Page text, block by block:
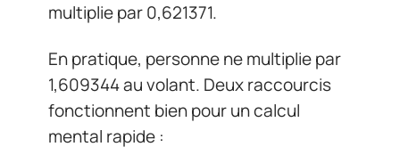
multiplie par 0,621371.
En pratique, personne ne multiplie par
1,609344 au volant. Deux raccourcis
fonctionnent bien pour un calcul
mental rapide :